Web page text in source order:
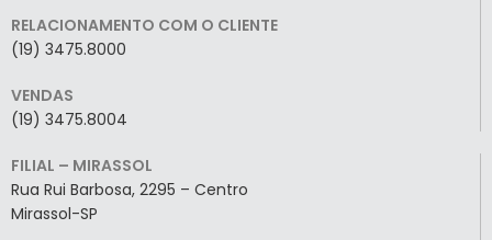
RELACIONAMENTO COM O CLIENTE
(19) 3475.8000
VENDAS
(19) 3475.8004
FILIAL – MIRASSOL
Rua Rui Barbosa, 2295 – Centro
Mirassol-SP